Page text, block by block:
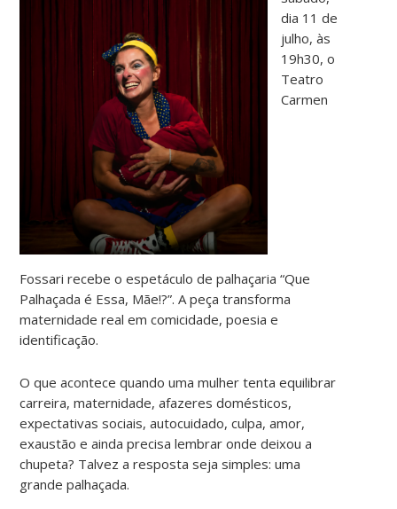
dia 11 de
julho, às
19h30, o
Teatro
Carmen
Fossari recebe o espetáculo de palhaçaria “Que
Palhaçada é Essa, Mãe!?”. A peça transforma
maternidade real em comicidade, poesia e
identificação.
O que acontece quando uma mulher tenta equilibrar
carreira, maternidade, afazeres domésticos,
expectativas sociais, autocuidado, culpa, amor,
exaustão e ainda precisa lembrar onde deixou a
chupeta? Talvez a resposta seja simples: uma
grande palhaçada.